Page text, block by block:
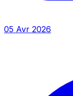
05 Avr 2026